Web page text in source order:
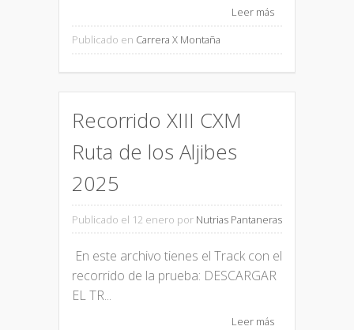
Leer más
Publicado en Carrera X Montaña
Recorrido XIII CXM
Ruta de los Aljibes
2025
Publicado el 12 enero por Nutrias Pantaneras
En este archivo tienes el Track con el
recorrido de la prueba: DESCARGAR
EL TR...
Leer más